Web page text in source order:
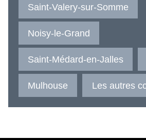
Saint-Valery-sur-Somme
Noisy-le-Grand
Saint-Médard-en-Jalles
Mulhouse Les autres